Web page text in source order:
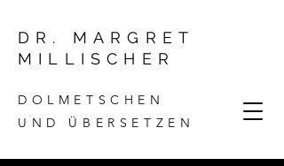
DR. MARGRET
MILLISCHER
DOLMETSCHEN
UND ÜBERSETZEN